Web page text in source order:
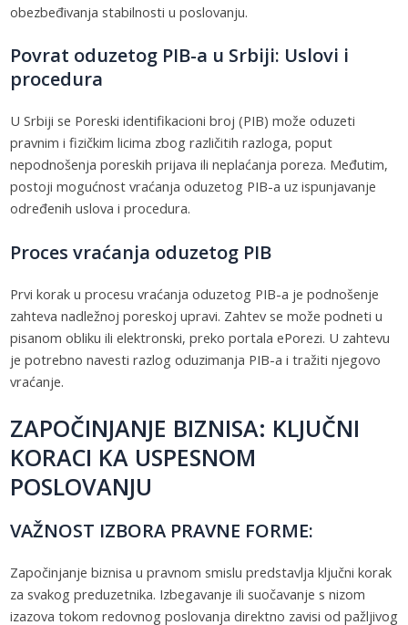
obezbeđivanja stabilnosti u poslovanju.
Povrat oduzetog PIB-a u Srbiji: Uslovi i
procedura
U Srbiji se Poreski identifikacioni broj (PIB) može oduzeti
pravnim i fizičkim licima zbog različitih razloga, poput
nepodnošenja poreskih prijava ili neplaćanja poreza. Međutim,
postoji mogućnost vraćanja oduzetog PIB-a uz ispunjavanje
određenih uslova i procedura.
Proces vraćanja oduzetog PIB
Prvi korak u procesu vraćanja oduzetog PIB-a je podnošenje
zahteva nadležnoj poreskoj upravi. Zahtev se može podneti u
pisanom obliku ili elektronski, preko portala ePorezi. U zahtevu
je potrebno navesti razlog oduzimanja PIB-a i tražiti njegovo
vraćanje.
ZAPOČINJANJE BIZNISA: KLJUČNI
KORACI KA USPESNOM
POSLOVANJU
VAŽNOST IZBORA PRAVNE FORME:
Započinjanje biznisa u pravnom smislu predstavlja ključni korak
za svakog preduzetnika. Izbegavanje ili suočavanje s nizom
izazova tokom redovnog poslovanja direktno zavisi od pažljivog